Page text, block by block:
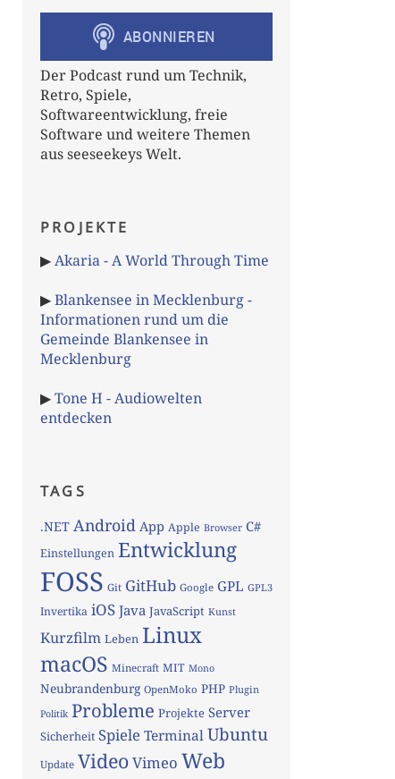
Der Podcast rund um Technik,
Retro, Spiele,
Softwareentwicklung, freie
Software und weitere Themen
aus seeseekeys Welt.
PROJEKTE
▶Akaria - A World Through Time
▶Blankensee in Mecklenburg -
Informationen rund um die
Gemeinde Blankensee in
Mecklenburg
▶Tone H - Audiowelten
entdecken
TAGS
.NET Android App Apple Browser C#
Einstellungen Entwicklung
FOSS Git GitHub Google GPL GPL3
Invertika iOS Java JavaScript Kunst
Kurzfilm Leben Linux
macOS Minecraft MIT Mono
Neubrandenburg OpenMoko PHP Plugin
Politik Probleme Projekte Server
Sicherheit Spiele TerminalUbuntu
Update VideoVimeo Web